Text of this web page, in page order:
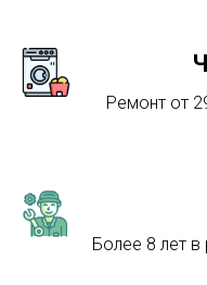
Ремонт от
Более 8 лет в